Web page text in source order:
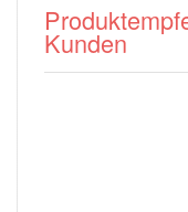
Kunden